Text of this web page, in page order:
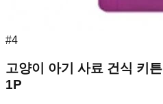
#4
고양이 아기 사료 건식 키
1P